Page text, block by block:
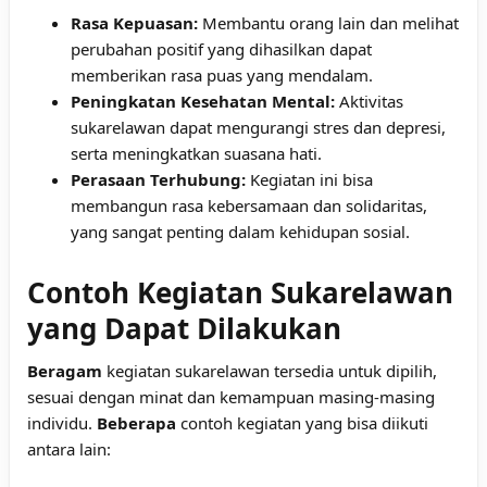
Rasa Kepuasan: Membantu orang lain dan melihat
perubahan positif yang dihasilkan dapat
memberikan rasa puas yang mendalam.
Peningkatan Kesehatan Mental: Aktivitas
sukarelawan dapat mengurangi stres dan depresi,
serta meningkatkan suasana hati.
Perasaan Terhubung: Kegiatan ini bisa
membangun rasa kebersamaan dan solidaritas,
yang sangat penting dalam kehidupan sosial.
Contoh Kegiatan Sukarelawan
yang Dapat Dilakukan
Beragam kegiatan sukarelawan tersedia untuk dipilih,
sesuai dengan minat dan kemampuan masing-masing
individu. Beberapa contoh kegiatan yang bisa diikuti
antara lain: